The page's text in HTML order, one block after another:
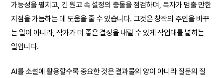
가능성을 펼치고, 긴 원고 속 설정의 충돌을 점검하며, 독자가 멈출 만한
지점을 가늠하는 데 도움을 줄 수 있습니다. 그것은 창작의 주인을 바꾸
는 일이 아니라, 작가가 더 좋은 결정을 내릴 수 있게 작업대를 넓히는
일입니다.
AI를 소설에 활용할수록 중요한 것은 결과물의 양이 아니라 질문의 질